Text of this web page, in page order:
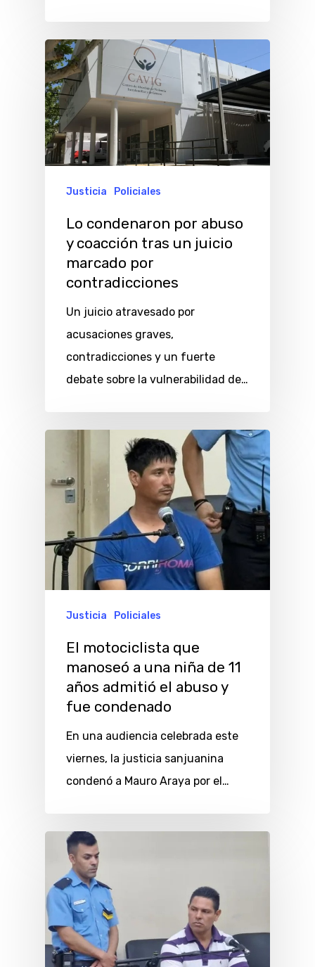
Justicia Policiales
Lo condenaron por abuso
y coacción tras un juicio
marcado por
contradicciones
Un juicio atravesado por
acusaciones graves,
contradicciones y un fuerte
debate sobre la vulnerabilidad de…
Justicia Policiales
El motociclista que
manoseó a una niña de 11
años admitió el abuso y
fue condenado
En una audiencia celebrada este
viernes, la justicia sanjuanina
condenó a Mauro Araya por el…